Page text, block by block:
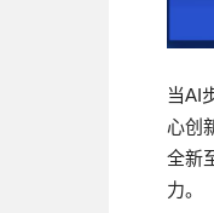
当AI
心创
全新
力。